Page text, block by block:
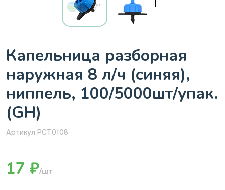
Капельница разборная
наружная 8 л/ч (синяя),
ниппель, 100/5000шт/упак.
(GH)
Артикул PCT0108
17 ₽/шт